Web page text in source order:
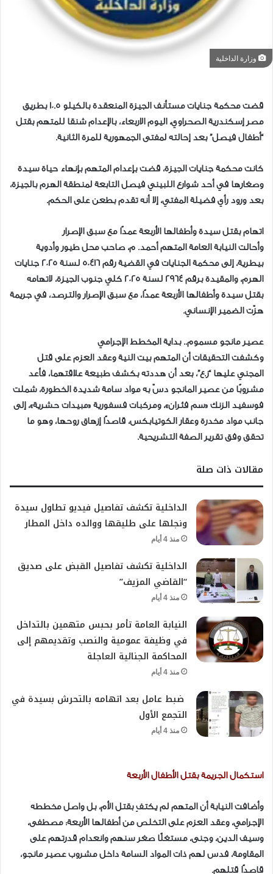
وزارة الداخلية
قضت محكمة جنايات مستأنف الجيزة المنعقدة بالكيلو 10.5 بطريق
مصر إسكندرية الصحراوي، اليوم الاربعاء، بالإعدام شنقا للمتهم بقتل
“أطفال فيصل” بعد إحالته لمفتى الجمهورية للمرة الثانية.
كانت محكمة جنايات الجيزة، قضت بإعدام المتهم بإنهاء حياة سيدة
وصغارها في أحد شوارع اللبيني فيصل التابعة لمنطقة الهرم بالجيزة،
بعد ورود رأي فضيلة المفتي، إلا أنه تقدم بطعن على الحكم.
اتهام بقتل سيدة وأطفالها الأربعة عمدًا مع سبق الإصرار
وأحالت النيابة العامة المتهم أحمد. م، صاحب محل طيور وأدوية
بيطرية، إلى محكمة الجنايات في القضية رقم 50416 لسنة 2025 جنايات
الهرم، والمقيدة برقم 2964 لسنة 2025 كلي جنوب الجيزة، لاتهامه
بقتل سيدة وأطفالها الأربعة عمدًا، مع سبق الإصرار والترصد، في جريمة
هزّت الضمير الإنساني.
عصير مانجو مسموم.. بداية المخطط الإجرامي
وكشفت التحقيقات أن المتهم بيت النية وعقد العزم على قتل
المجني عليها “ز.ع”، بعد أن هددته بكشف طبيعة علاقتهما، فأعد
مشروبًا من عصير المانجو دسّ به مواد سامة شديدة الخطورة، شملت
فوسفيد الزنك «سم فئران»، ومركبات فسفورية «مبيدات حشرية»، إلى
جانب مواد مخدرة وعقار الكوتيابكس، قاصدًا إزهاق روحها، وهو ما
تحقق وفق تقرير الصفة التشريحية.
مقالات ذات صلة
الداخلية تكشف تفاصيل فيديو تطاول سيدة
ونجلها على طليقها ووالده داخل المطار
منذ 4 أيام
الداخلية تكشف تفاصيل القبض على صديق
“القاضي المزيف”
منذ 4 أيام
النيابة العامة تأمر بحبس متهمين بالتداخل
في وظيفة عمومية والنصب وتقديمهم إلى
المحاكمة الجنائية العاجلة
منذ 4 أيام
ضبط عامل بعد اتهامه بالتحرش بسيدة في
التجمع الأول
منذ 4 أيام
استكمال الجريمة بقتل الأطفال الأربعة
وأضافت النيابة أن المتهم لم يكتفِ بقتل الأم، بل واصل مخططه
الإجرامي، وعقد العزم على التخلص من أطفالها الأربعة: مصطفى،
وسيف الدين، وجنى، مستغلًا صغر سنهم وانعدام قدرتهم على
المقاومة، فدس لهم ذات المواد السامة داخل مشروب عصير مانجو،
قاصدًا قتلهم.